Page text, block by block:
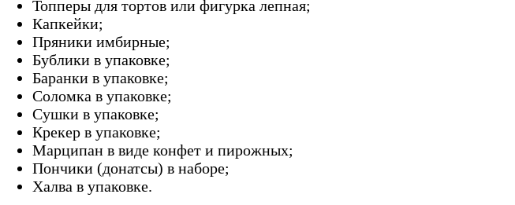
Топперы для тортов или фигурка лепная;
Капкейки;
Пряники имбирные;
Бублики в упаковке;
Баранки в упаковке;
Соломка в упаковке;
Сушки в упаковке;
Крекер в упаковке;
Марципан в виде конфет и пирожных;
Пончики (донатсы) в наборе;
Халва в упаковке.